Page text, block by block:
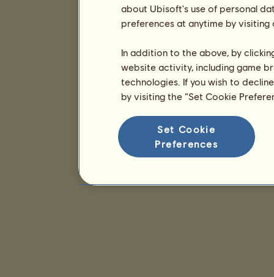
about Ubisoft's use of personal
preferences at anytime by
In addition to the above, by
website activity, including game
technologies. If you wish to
by visiting the “Set Cookie
Set Cookie
Preferences